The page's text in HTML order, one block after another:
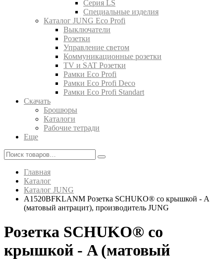
Серия LS
Специальные изделия
Каталог JUNG Eco Profi
Выключатели
Розетки
Управление светом
Коммуникационные розетки
TV и SAT Розетки
Рамки Eco Profi
Рамки Eco Profi Deco
Рамки Eco Profi Standart
Скачать
Брошюры
Каталоги
Рабочие тетради
Еще
Главная
Каталог
Каталог JUNG
A1520BFKLANM Розетка SCHUKO® со крышкой - A
(матовый антрацит), производитель JUNG
Розетка SCHUKO® со
крышкой - A (матовый